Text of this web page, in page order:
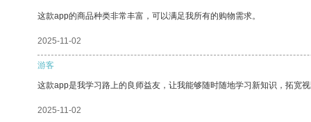
这款app的商品种类非常丰富，可以满足我所有的购物需求。
2025-11-02
游客
这款app是我学习路上的良师益友，让我能够随时随地学习新知识，拓宽
2025-11-02